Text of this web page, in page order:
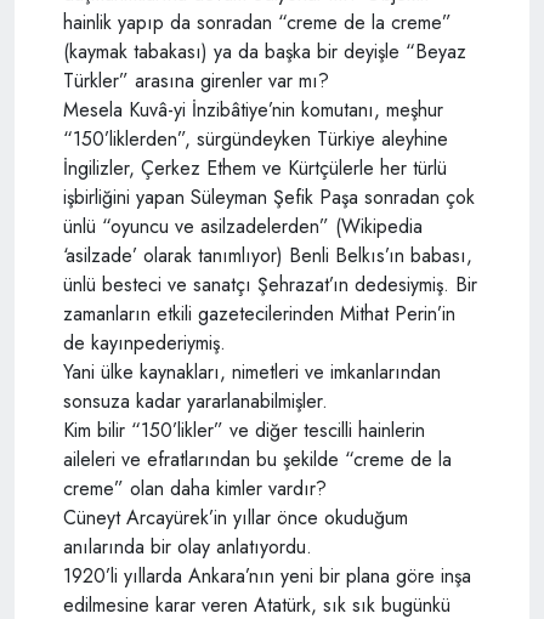
hainlik yapıp da sonradan “creme de la creme”
(kaymak tabakası) ya da başka bir deyişle “Beyaz
Türkler” arasına girenler var mı?
Mesela Kuvâ-yi İnzibâtiye’nin komutanı, meşhur
“150’liklerden”, sürgündeyken Türkiye aleyhine
İngilizler, Çerkez Ethem ve Kürtçülerle her türlü
işbirliğini yapan Süleyman Şefik Paşa sonradan çok
ünlü “oyuncu ve asilzadelerden” (Wikipedia
‘asilzade’ olarak tanımlıyor) Benli Belkıs’ın babası,
ünlü besteci ve sanatçı Şehrazat’ın dedesiymiş. Bir
zamanların etkili gazetecilerinden Mithat Perin’in
de kayınpederiymiş.
Yani ülke kaynakları, nimetleri ve imkanlarından
sonsuza kadar yararlanabilmişler.
Kim bilir “150’likler” ve diğer tescilli hainlerin
aileleri ve efratlarından bu şekilde “creme de la
creme” olan daha kimler vardır?
Cüneyt Arcayürek’in yıllar önce okuduğum
anılarında bir olay anlatıyordu.
1920’li yıllarda Ankara’nın yeni bir plana göre inşa
edilmesine karar veren Atatürk, sık sık bugünkü